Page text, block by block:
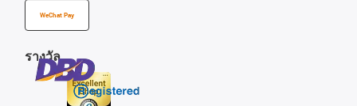
WeChat Pay
รางวัล